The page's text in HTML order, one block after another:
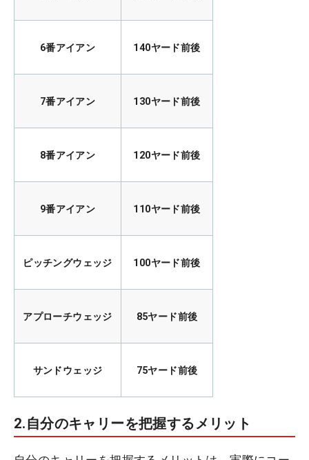
6番アイアン 140ヤード前後
7番アイアン 130ヤード前後
8番アイアン 120ヤード前後
9番アイアン 110ヤード前後
ピッチングウェッジ 100ヤード前後
アプローチウェッジ 85ヤード前後
サンドウェッジ 75ヤード前後
2.自分のキャリーを把握するメリット